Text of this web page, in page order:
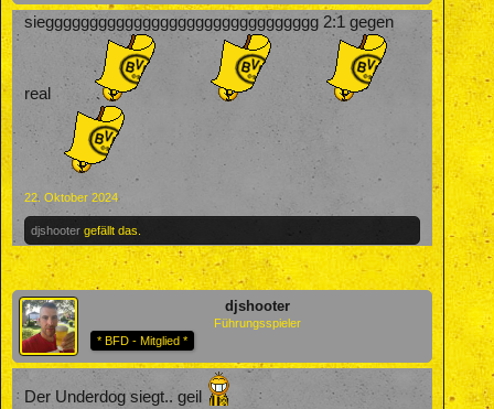
sieggggggggggggggggggggggggggggggg 2:1 gegen
real
22. Oktober 2024
djshooter gefällt das.
djshooter
Führungsspieler
* BFD - Mitglied *
Der Underdog siegt.. geil